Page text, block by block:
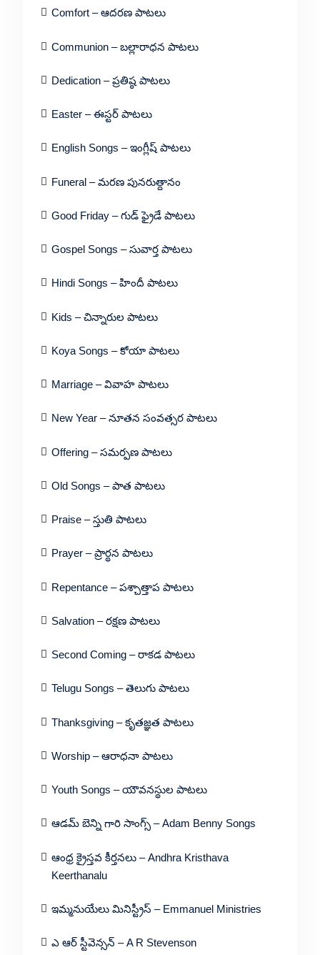
Comfort – ఆదరణ పాటలు
Communion – బల్లారాధన పాటలు
Dedication – ప్రతిష్ఠ పాటలు
Easter – ఈస్టర్ పాటలు
English Songs – ఇంగ్లీష్ పాటలు
Funeral – మరణ పునరుత్దానం
Good Friday – గుడ్ ఫ్రైడే పాటలు
Gospel Songs – సువార్త పాటలు
Hindi Songs – హిందీ పాటలు
Kids – చిన్నారుల పాటలు
Koya Songs – కోయా పాటలు
Marriage – వివాహ పాటలు
New Year – నూతన సంవత్సర పాటలు
Offering – సమర్పణ పాటలు
Old Songs – పాత పాటలు
Praise – స్తుతి పాటలు
Prayer – ప్రార్థన పాటలు
Repentance – పశ్చాత్తాప పాటలు
Salvation – రక్షణ పాటలు
Second Coming – రాకడ పాటలు
Telugu Songs – తెలుగు పాటలు
Thanksgiving – కృతజ్ఞత పాటలు
Worship – ఆరాధనా పాటలు
Youth Songs – యౌవనస్థుల పాటలు
ఆడమ్ బెన్ని గారి సాంగ్స్ – Adam Benny Songs
ఆంధ్ర క్రైస్తవ కీర్తనలు – Andhra Kristhava
Keerthanalu
ఇమ్మనుయేలు మినిస్ట్రీస్ – Emmanuel Ministries
ఎ ఆర్ స్టీవెన్సన్ – A R Stevenson